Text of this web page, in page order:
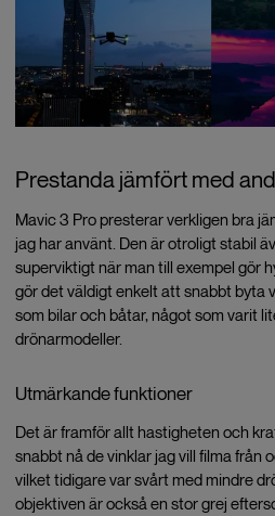
Prestanda jämfört med
Mavic 3 Pro presterar verkligen bra
jag har använt. Den är otroligt stabil
superviktigt när man till exempel gör
gör det väldigt enkelt att snabbt byta
som bilar och båtar, något som varit
drönarmodeller.
Utmärkande funktioner
Det är framför allt hastigheten och
snabbt nå de vinklar jag vill filma från
vilket tidigare var svårt med mindre
objektiven är också en stor grej